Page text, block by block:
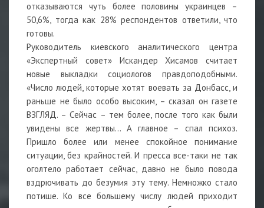
отказываются чуть более половины украинцев –
50,6%, тогда как 28% респондентов ответили, что
готовы.
Руководитель киевского аналитического центра
«Экспертный совет» Искандер Хисамов считает
новые выкладки социологов правдоподобными.
«Число людей, которые хотят воевать за Донбасс, и
раньше не было особо высоким, – сказал он газете
ВЗГЛЯД. – Сейчас – тем более, после того как были
увидены все жертвы... А главное – спал психоз.
Пришло более или менее спокойное понимание
ситуации, без крайностей. И пресса все-таки не так
оголтело работает сейчас, давно не было повода
вздрючивать до безумия эту тему. Немножко стало
потише. Ко все большему числу людей приходит